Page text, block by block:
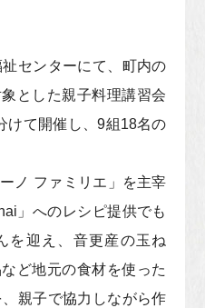
センターにて、町内の
とした親子料理講習会
けて開催し、9組18名の
ノ ファミリエ」を主宰
」へのレシピ提供でも
を迎え、音更産の玉ね
ど地元の食材を使った
親子で協力しながら作